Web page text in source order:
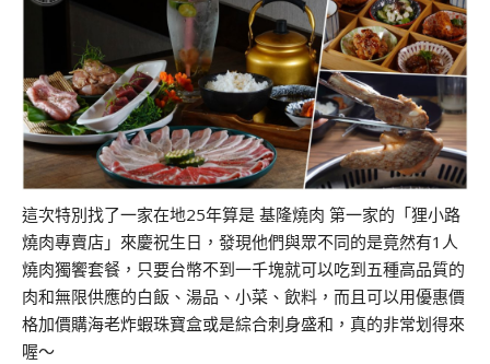
這次特別找了一家在地25年算是 基隆燒肉 第一家的「狸小路
燒肉專賣店」來慶祝生日，發現他們與眾不同的是竟然有1人
燒肉獨饗套餐，只要台幣不到一千塊就可以吃到五種高品質的
肉和無限供應的白飯、湯品、小菜、飲料，而且可以用優惠價
格加價購海老炸蝦珠寶盒或是綜合刺身盛和，真的非常划得來
喔～